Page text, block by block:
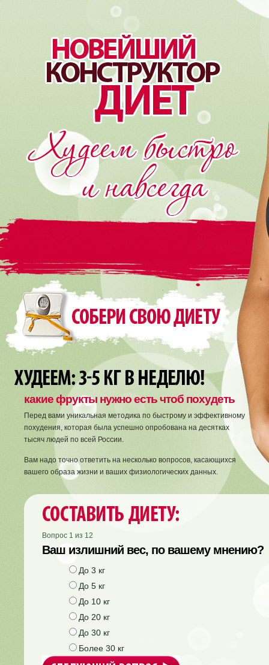
какие фрукты нужно есть чтоб похудеть
Перед вами уникальная методика по быстрому и эффективному
похудения, которая была успешно опробована на десятках
тысяч людей по всей России.
Вам надо точно ответить на несколько вопросов, касающихся
вашего образа жизни и ваших физиологических данных.
Вопрос 1 из 12
Ваш излишний вес, по вашему мнению?
До 3 кг
До 5 кг
До 10 кг
До 20 кг
До 30 кг
Более 30 кг